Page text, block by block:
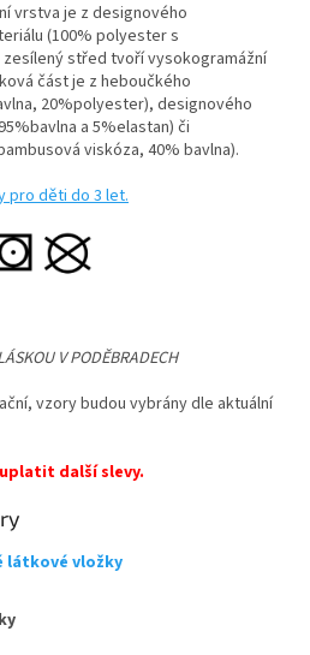
vrstva je z designového
(100% polyester s
střed tvoří vysokogramážní
část je z heboučkého
20%polyester), designového
a 5%elastan) či
viskóza, 40% bavlna).
pro děti do 3 let.
V PODĚBRADECH
vzory budou vybrány dle aktuální
další slevy.
látkové vložky